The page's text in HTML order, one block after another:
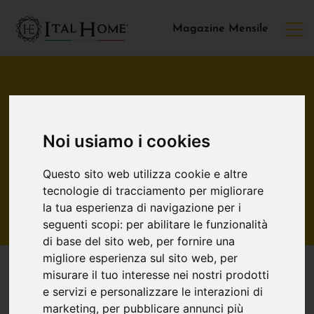
Noi usiamo i cookies
Questo sito web utilizza cookie e altre
tecnologie di tracciamento per migliorare
la tua esperienza di navigazione per i
seguenti scopi: per abilitare le funzionalità
di base del sito web, per fornire una
migliore esperienza sul sito web, per
misurare il tuo interesse nei nostri prodotti
e servizi e personalizzare le interazioni di
marketing, per pubblicare annunci più
Magazine Mensile
Chi Siamo
La Storia di